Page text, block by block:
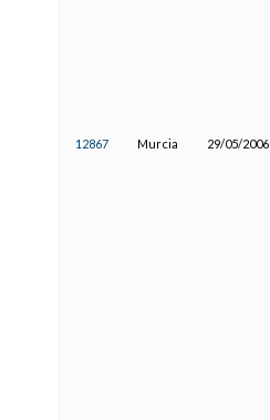
12867 Murcia 29/05/2006